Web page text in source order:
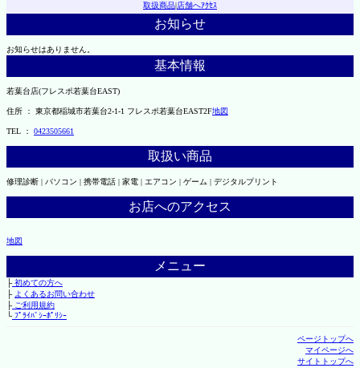
取扱商品|店舗へｱｸｾｽ
お知らせ
お知らせはありません。
基本情報
若葉台店(フレスポ若葉台EAST)
住所 ： 東京都稲城市若葉台2-1-1 フレスポ若葉台EAST2F地図
TEL ： 0423505661
取扱い商品
修理診断 | パソコン | 携帯電話 | 家電 | エアコン | ゲーム | デジタルプリント
お店へのアクセス
地図
メニュー
├初めての方へ
├ よくあるお問い合わせ
├ご利用規約
└ﾌﾟﾗｲﾊﾞｼｰﾎﾟﾘｼｰ
ページトップへ
マイページへ
サイトトップへ